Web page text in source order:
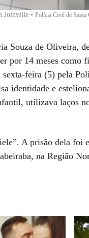
Joinville • Polícia Civil de Santa
Souza de Oliveira,
por 14 meses como
feira (5) pela
identidade e
utilizava laços
A prisão dela foi
na Região